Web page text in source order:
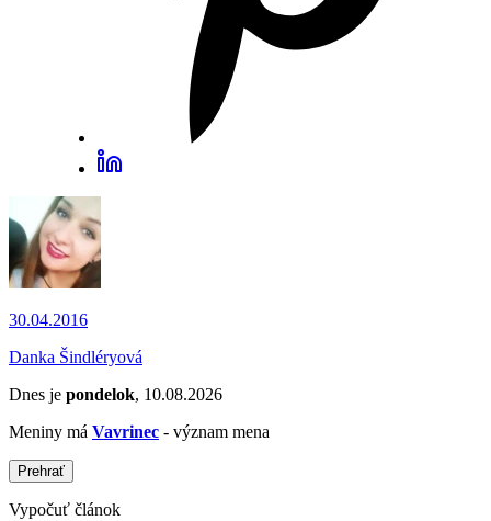
30.04.2016
Danka Šindléryová
Dnes je pondelok, 10.08.2026
Meniny má Vavrinec - význam mena
Prehrať
Vypočuť článok